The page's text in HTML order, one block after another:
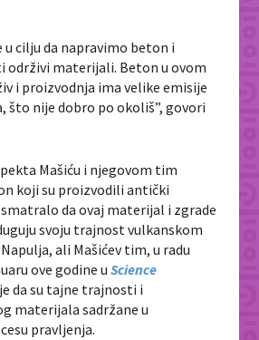
u cilju da napravimo beton i
održivi materijali. Beton u ovom
i proizvodnja ima velike emisije
što nije dobro po okoliš”, govori
Mašiću i njegovom tim
koji su proizvodili antički
da ovaj materijal i zgrade
svoju trajnost vulkanskom
ali Mašićev tim, u radu
ove godine uScience
da su tajne trajnosti i
materijala sadržane u
pravljenja.